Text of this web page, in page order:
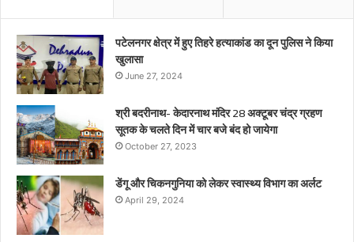
पटेलनगर क्षेत्र में हुए तिहरे हत्याकांड का दून पुलिस ने किया
खुलासा
June 27, 2024
श्री बदरीनाथ- केदारनाथ मंदिर 28 अक्टूबर चंद्र ग्रहण
सूतक के चलते दिन में चार बजे बंद हो जायेगा
October 27, 2023
डेंगू और चिकनगुनिया को लेकर स्वास्थ्य विभाग का अर्लट
April 29, 2024